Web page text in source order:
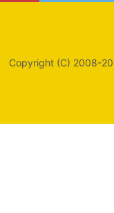
Copyright (C) 2008-